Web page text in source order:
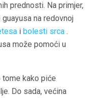
prednosti. Na primjer,
na redovnoj
i bolesti srca .
može pomoći u
tome kako piće
Do sada, većina